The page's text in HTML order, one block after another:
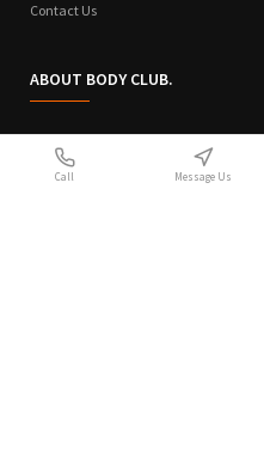
Contact Us
ABOUT BODY CLUB.
Call Message Us